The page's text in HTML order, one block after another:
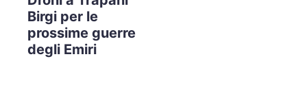
Birgi per le
prossime guerre
degli Emiri